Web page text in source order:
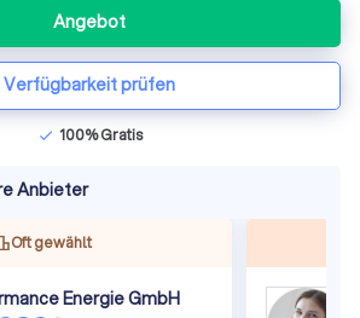
Angebot
Verfügbarkeit prüfen
check 100% Gratis
Anbieter
Oft gewählt
Energie GmbH